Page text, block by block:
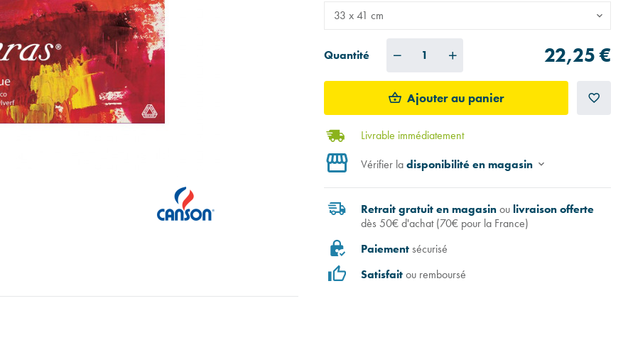
33 x 41 cm
Quantité 22,25 €
Ajouter au panier
Livrable immédiatement
Vérifier ladisponibilité en magasin
Retrait gratuit en magasinou livraison offerte
dès 50€ d'achat (70€ pour la France)
Paiementsécurisé
Satisfaitou remboursé